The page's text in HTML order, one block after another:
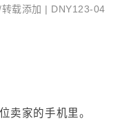
载添加 | DNY123-04
卖家的手机里。